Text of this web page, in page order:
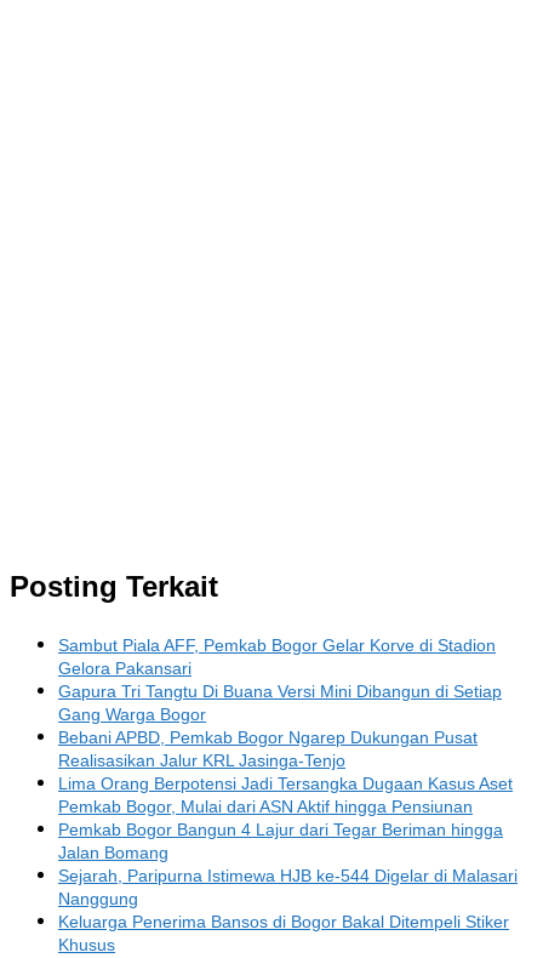
Posting Terkait
Sambut Piala AFF, Pemkab Bogor Gelar Korve di Stadion
Gelora Pakansari
Gapura Tri Tangtu Di Buana Versi Mini Dibangun di Setiap
Gang Warga Bogor
Bebani APBD, Pemkab Bogor Ngarep Dukungan Pusat
Realisasikan Jalur KRL Jasinga-Tenjo
Lima Orang Berpotensi Jadi Tersangka Dugaan Kasus Aset
Pemkab Bogor, Mulai dari ASN Aktif hingga Pensiunan
Pemkab Bogor Bangun 4 Lajur dari Tegar Beriman hingga
Jalan Bomang
Sejarah, Paripurna Istimewa HJB ke-544 Digelar di Malasari
Nanggung
Keluarga Penerima Bansos di Bogor Bakal Ditempeli Stiker
Khusus